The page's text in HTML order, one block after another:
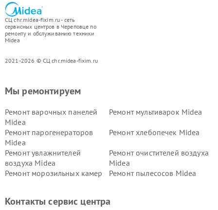
СЦ chr.midea-fixim.ru - сеть
сервисных центров в Череповце по
ремонту и обслуживанию техники
Midea
2021-2026 © СЦ chr.midea-fixim.ru
Мы ремонтируем
Ремонт варочных панелей
Midea
Ремонт мультиварок Midea
Ремонт парогенераторов
Midea
Ремонт хлебопечек Midea
Ремонт увлажнителей
воздуха Midea
Ремонт очистителей воздуха
Midea
Ремонт морозильных камер
Ремонт пылесосов Midea
пылесосов Midea
Контакты сервис центра